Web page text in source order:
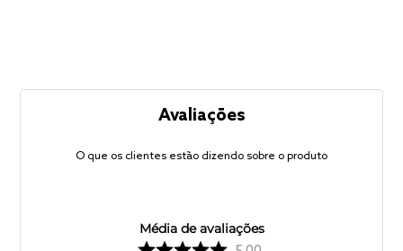
Avaliações
O que os clientes estão dizendo sobre o produto
Média de avaliações